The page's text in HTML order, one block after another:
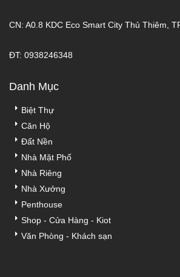
CN: A0.8 KDC Eco Smart City Thủ Thiêm,
ĐT: 0938246348
Danh Mục
Biệt Thự
Căn Hộ
Đất Nền
Nhà Mặt Phố
Nhà Riêng
Nhà Xưởng
Penthouse
Shop - Cửa Hàng - Kiot
Văn Phòng - Khách sạn